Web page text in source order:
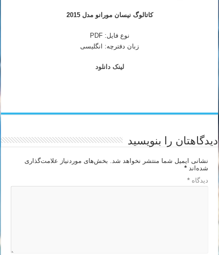
کاتالوگ نیسان مورانو مدل 2015
نوع فایل: PDF
زبان دفترچه: انگلیسی
لینک دانلود
دیدگاهتان را بنویسید
نشانی ایمیل شما منتشر نخواهد شد.
بخش‌های موردنیاز علامت‌گذاری
شده‌اند*
دیدگاه*